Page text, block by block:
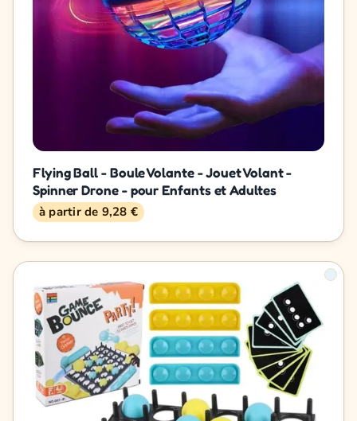
Flying Ball - Boule Volante - Jouet Volant -
Spinner Drone - pour Enfants et Adultes
à partir de 9,28 €